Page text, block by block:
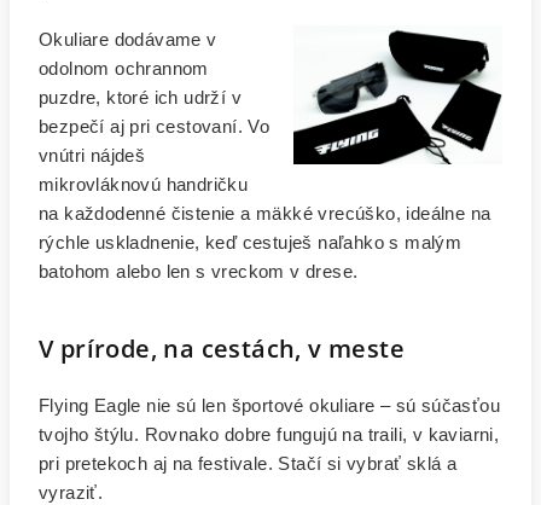
Okuliare dodávame v
odolnom ochrannom
puzdre, ktoré ich udrží v
bezpečí aj pri cestovaní. Vo
vnútri nájdeš
mikrovláknovú handričku
na každodenné čistenie a mäkké vrecúško, ideálne na
rýchle uskladnenie, keď cestuješ naľahko s malým
batohom alebo len s vreckom v drese.
V prírode, na cestách, v meste
Flying Eagle nie sú len športové okuliare – sú súčasťou
tvojho štýlu. Rovnako dobre fungujú na traili, v kaviarni,
pri pretekoch aj na festivale. Stačí si vybrať sklá a
vyraziť.